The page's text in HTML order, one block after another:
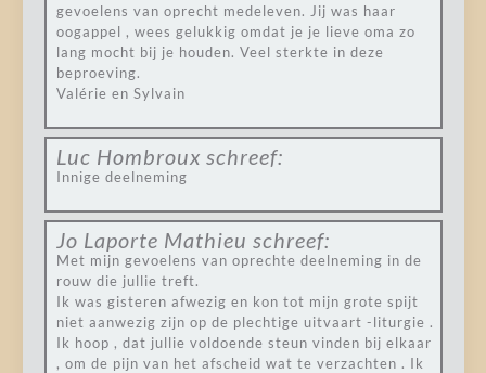
gevoelens van oprecht medeleven. Jij was haar
oogappel , wees gelukkig omdat je je lieve oma zo
lang mocht bij je houden. Veel sterkte in deze
beproeving.
Valérie en Sylvain
Luc Hombroux schreef:
Innige deelneming
Jo Laporte Mathieu schreef:
Met mijn gevoelens van oprechte deelneming in de
rouw die jullie treft.
Ik was gisteren afwezig en kon tot mijn grote spijt
niet aanwezig zijn op de plechtige uitvaart -liturgie .
Ik hoop , dat jullie voldoende steun vinden bij elkaar
, om de pijn van het afscheid wat te verzachten . Ik